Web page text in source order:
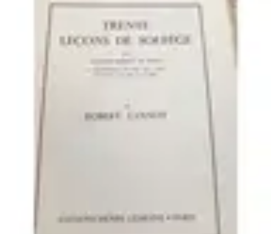
Accompagnement Funéraire
Accompagnement FunéraireChoix de l'accompagnement
Conseils Pratiques Évaluation des Services
Accompagnement Funéraire